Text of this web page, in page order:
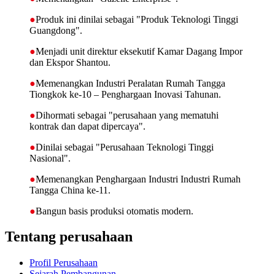
●Produk ini dinilai sebagai "Produk Teknologi Tinggi
Guangdong".
●Menjadi unit direktur eksekutif Kamar Dagang Impor
dan Ekspor Shantou.
●Memenangkan Industri Peralatan Rumah Tangga
Tiongkok ke-10 – Penghargaan Inovasi Tahunan.
●Dihormati sebagai "perusahaan yang mematuhi
kontrak dan dapat dipercaya".
●Dinilai sebagai "Perusahaan Teknologi Tinggi
Nasional".
●Memenangkan Penghargaan Industri Industri Rumah
Tangga China ke-11.
●Bangun basis produksi otomatis modern.
Tentang perusahaan
Profil Perusahaan